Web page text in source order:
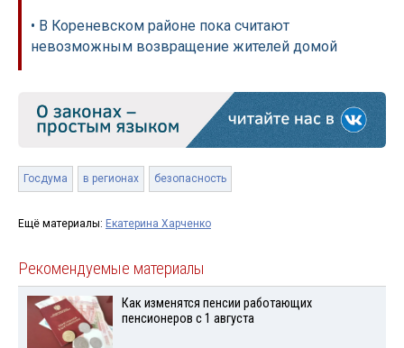
• В Кореневском районе пока считают
невозможным возвращение жителей домой
Госдума в регионах безопасность
Ещё материалы: Екатерина Харченко
Рекомендуемые материалы
Как изменятся пенсии работающих
пенсионеров с 1 августа